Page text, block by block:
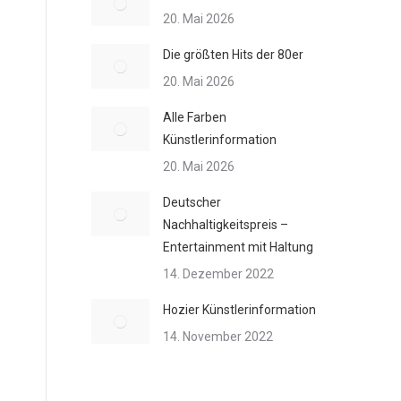
20. Mai 2026
Die größten Hits der 80er
20. Mai 2026
Alle Farben
Künstlerinformation
20. Mai 2026
Deutscher
Nachhaltigkeitspreis –
Entertainment mit Haltung
14. Dezember 2022
Hozier Künstlerinformation
14. November 2022